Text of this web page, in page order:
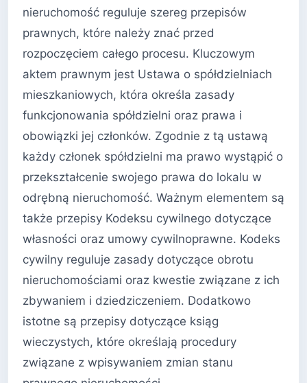
nieruchomość reguluje szereg przepisów
prawnych, które należy znać przed
rozpoczęciem całego procesu. Kluczowym
aktem prawnym jest Ustawa o spółdzielniach
mieszkaniowych, która określa zasady
funkcjonowania spółdzielni oraz prawa i
obowiązki jej członków. Zgodnie z tą ustawą
każdy członek spółdzielni ma prawo wystąpić o
przekształcenie swojego prawa do lokalu w
odrębną nieruchomość. Ważnym elementem są
także przepisy Kodeksu cywilnego dotyczące
własności oraz umowy cywilnoprawne. Kodeks
cywilny reguluje zasady dotyczące obrotu
nieruchomościami oraz kwestie związane z ich
zbywaniem i dziedziczeniem. Dodatkowo
istotne są przepisy dotyczące ksiąg
wieczystych, które określają procedury
związane z wpisywaniem zmian stanu